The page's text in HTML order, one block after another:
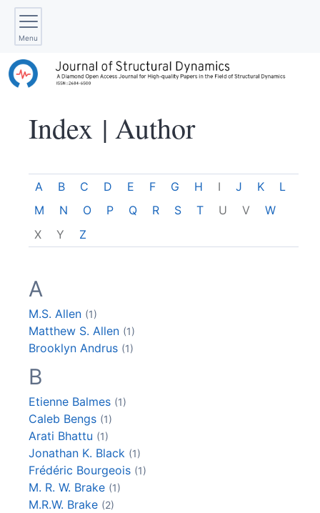
Menu
Index | Author
A B C D E F G H I J K
L
M
N O P Q R S T U V
W
X
Y Z
A
M.S. Allen (1)
Matthew S. Allen (1)
Brooklyn Andrus (1)
B
Etienne Balmes (1)
Caleb Bengs (1)
Arati Bhattu (1)
Jonathan K. Black (1)
Frédéric Bourgeois (1)
M. R. W. Brake (1)
M.R.W. Brake (2)